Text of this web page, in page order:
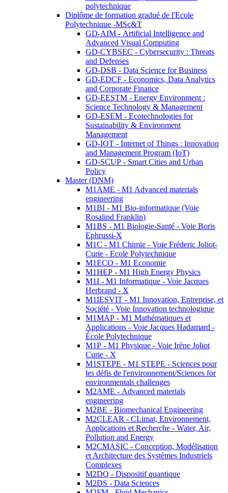
polytechnique
Diplôme de formation gradué de l'Ecole
Polytechnique -MSc&T
GD-AIM - Artificial Intelligence and
Advanced Visual Computing
GD-CYBSEC - Cybersecurity : Threats
and Defenses
GD-DSB - Data Science for Business
GD-EDCF - Economics, Data Analytics
and Corporate Finance
GD-EESTM - Energy Environment :
Science Technology & Management
GD-ESEM - Ecotechnologies for
Sustainability & Environment
Management
GD-IOT - Internet of Things : Innovation
and Management Program (IoT)
GD-SCUP - Smart Cities and Urban
Policy
Master (DNM)
M1AME - M1 Advanced materials
engineering
M1BI - M1 Bio-informatique (Voie
Rosalind Franklin)
M1BS - M1 Biologie-Santé - Voie Boris
Ephrussi-X
M1C - M1 Chimie - Voie Fréderic Joliot-
Curie - Ecole Polytechnique
M1ECO - M1 Economie
M1HEP - M1 High Energy Physics
M1I - M1 Informatique - Voie Jacques
Herbrand - X
M1IESVIT - M1 Innovation, Entreprise, et
Société - Voie Innovation technologique
M1MAP - M1 Mathématiques et
Applications - Voie Jacques Hadamard -
École Polytechnique
M1P - M1 Physique - Voie Irène Joliot
Curie - X
M1STEPE - M1 STEPE - Sciences pour
les défis de l'environnement/Sciences for
environmentals challenges
M2AME - Advanced materials
engineering
M2BE - Biomechanical Engineering
M2CLEAR - CLimat, Environnement,
Applications et Recherche - Water, Air,
Pollution and Energy
M2CMASIC - Conception, Modélisation
et Architecture des Systèmes Industriels
Complexes
M2DQ - Dispositif quantique
M2DS - Data Sciences